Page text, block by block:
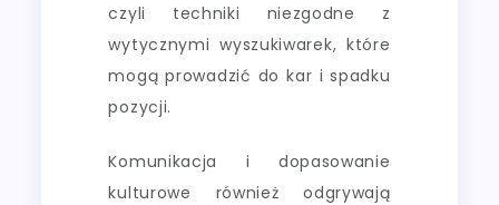
czyli techniki niezgodne z
wytycznymi wyszukiwarek, które
mogą prowadzić do kar i spadku
pozycji.
Komunikacja i dopasowanie
kulturowe również odgrywają